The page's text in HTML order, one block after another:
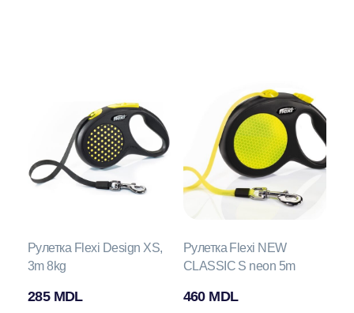
Рулетка Flexi Design XS,
3m 8kg
285 MDL
Рулетка Flexi NEW
CLASSIC S neon 5m
460 MDL